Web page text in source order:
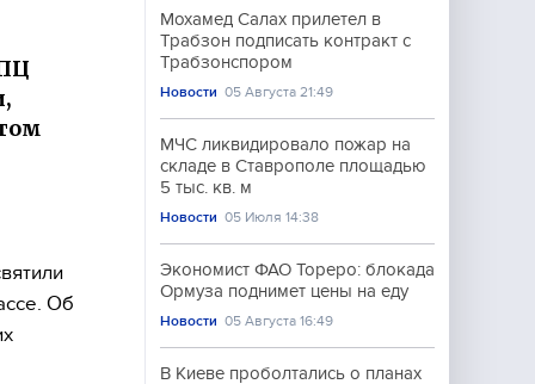
Об
Мохамед Салах прилетел в
Трабзон подписать контракт с
Трабзонспором
Новости 05 Августа 21:49
МЧС ликвидировало пожар на
складе в Ставрополе площадью
5 тыс. кв. м
Новости 05 Июля 14:38
Экономист ФАО Тореро: блокада
Ормуза поднимет цены на еду
Новости 05 Августа 16:49
В Киеве проболтались о планах